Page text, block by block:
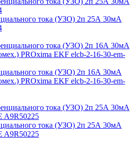
тока (УЗО) 2п 25А 30мА
тока (УЗО) 2п 16А 30мА
PROxima EKF elcb-2-16-30-em-
тока (УЗО) 2п 25А 30мА
A9R50225